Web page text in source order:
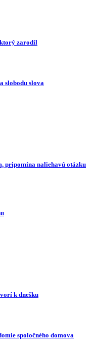
zarodil
slobodu slova
pripomína naliehavú otázku
k dnešku
spoločného domova